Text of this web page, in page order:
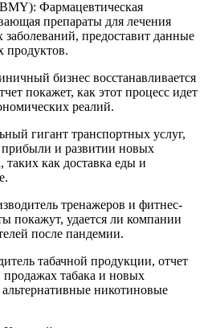
Фармацевтическая
препараты для лечения
предоставит данные
продуктов.
бизнес восстанавливается
покажет, как этот процесс идет
реалий.
гигант транспортных услуг,
прибыли и развитии новых
таких как доставка еды и
тренажеров и фитнес-
покажут, удается ли компании
после пандемии.
табачной продукции, отчет
табака и новых
никотиновые